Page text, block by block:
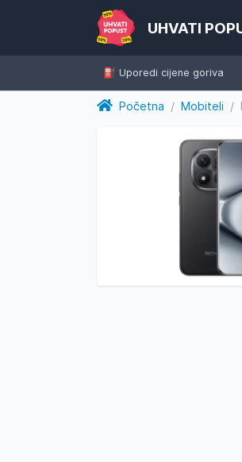
UHVATI
⛽️ Uporedi cijene goriva
Početna / Mobiteli /